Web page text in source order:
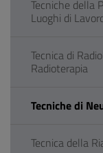
Tecniche della
Luoghi di
Tecnica di
Radioterapia
Tecniche di
Tecnica della